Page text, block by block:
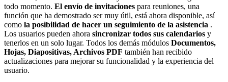
todo momento. El envío de invitaciones para reuniones, una
función que ha demostrado ser muy útil, está ahora disponible, así
como la posibilidad de hacer un seguimiento de la asistencia .
Los usuarios pueden ahora sincronizar todos sus calendarios y
tenerlos en un solo lugar. Todos los demás módulos Documentos,
Hojas, Diapositivas, Archivos PDF también han recibido
actualizaciones para mejorar su funcionalidad y la experiencia del
usuario.